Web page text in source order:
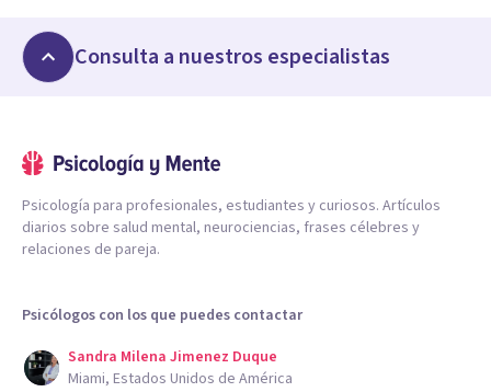
Consulta a nuestros especialistas
Psicología para profesionales, estudiantes y curiosos. Artículos
diarios sobre salud mental, neurociencias, frases célebres y
relaciones de pareja.
Psicólogos con los que puedes contactar
Sandra Milena Jimenez Duque
Miami, Estados Unidos de América